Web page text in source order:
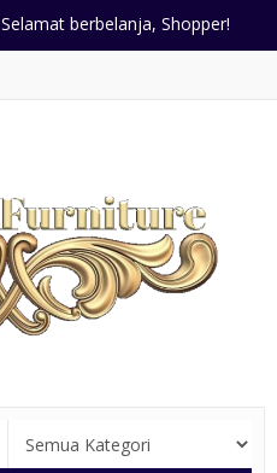
Selamat berbelanja, Shopper!